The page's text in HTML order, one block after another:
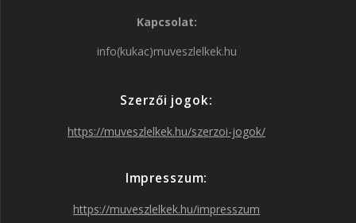
o
s
r r
Kapcsolat:
info(kukac)muveszlelkek.hu
Szerzői jogok:
https://muveszlelkek.hu/szerzoi-jogok/
Impresszum:
https://muveszlelkek.hu/impresszum